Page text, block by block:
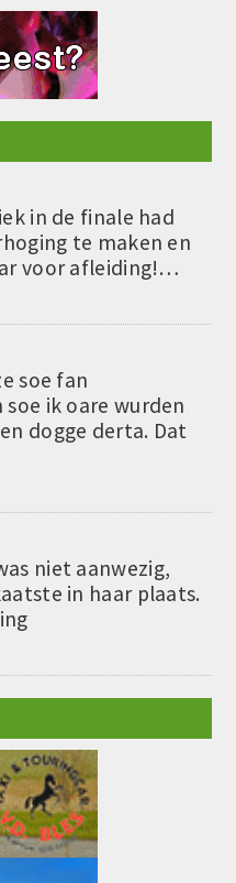
in de finale had
te maken en
voor afleiding!…
soe fan
ik oare wurden
dogge derta. Dat
niet aanwezig,
in haar plaats.